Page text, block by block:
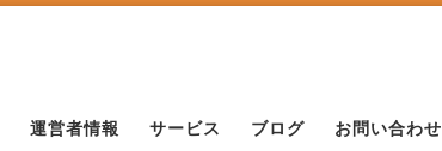
運営者情報 サービス ブログ お問い合わせ